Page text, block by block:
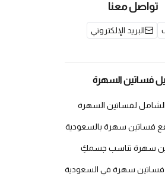
تواصل معنا
البريد الإلكتروني
فساتين السهرة
الشامل لفساتين السهرة
فساتين سهرة بالسعودية
سهرة تناسب جسمكِ
فساتين سهرة في السعودية